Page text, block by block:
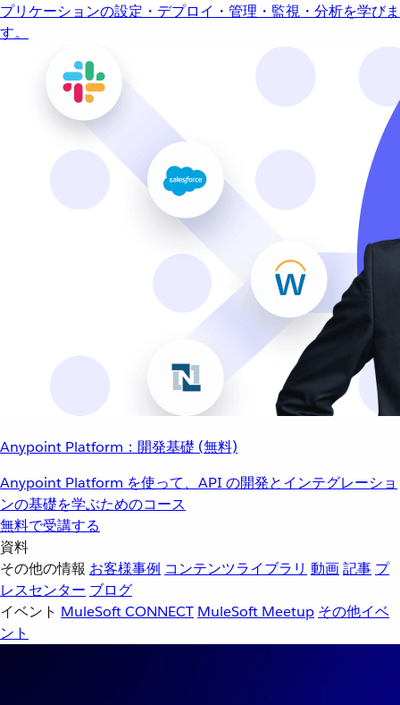
プリケーションの設定・デプロイ・管理・監視・分析を学びま
す。
Anypoint Platform：開発基礎 (無料)
Anypoint Platform を使って、API の開発とインテグレーショ
ンの基礎を学ぶためのコース
無料で受講する
資料
その他の情報 お客様事例 コンテンツライブラリ 動画記事 プ
レスセンター ブログ
イベント MuleSoft CONNECT MuleSoft Meetup その他イベ
ント